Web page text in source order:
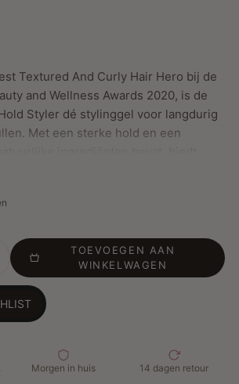
Textured And Curly Hair Hero bij de
and Wellness Awards 2020, is de
Styler dé stylinggel voor langdurig
Met een sterke hold en een
en hydratatie zonder je haar te
voor krullend haar
Textured And Curly Hair Hero
hele dag blijft zitten
ingrediënten:
Voorkomt gespleten haarpunten en
TOEVOEGEN AAN
WINKELWAGEN
Morgen in huis 14 dagen retour